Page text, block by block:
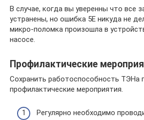
В случае, когда вы уверенны что все
устранены, но ошибка 5Е никуда не
микро-поломка произошла в
насосе.
Профилактические
Сохранить работоспособность ТЭНа
профилактические мероприятия.
Регулярно необходимо